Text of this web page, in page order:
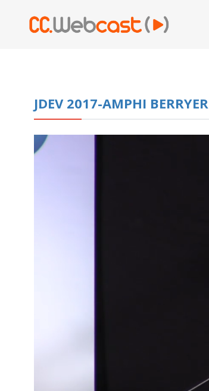
JDEV 2017-AMPHI BERRYER